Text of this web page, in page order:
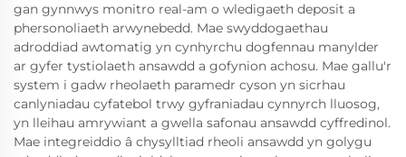
gan gynnwys monitro real-am o wledigaeth deposit a
phersonoliaeth arwynebedd. Mae swyddogaethau
adroddiad awtomatig yn cynhyrchu dogfennau manylder
ar gyfer tystiolaeth ansawdd a gofynion achosu. Mae gallu'r
system i gadw rheolaeth paramedr cyson yn sicrhau
canlyniadau cyfatebol trwy gyfraniadau cynnyrch lluosog,
yn lleihau amrywiant a gwella safonau ansawdd cyffredinol.
Mae integreiddio â chysylltiad rheoli ansawdd yn golygu